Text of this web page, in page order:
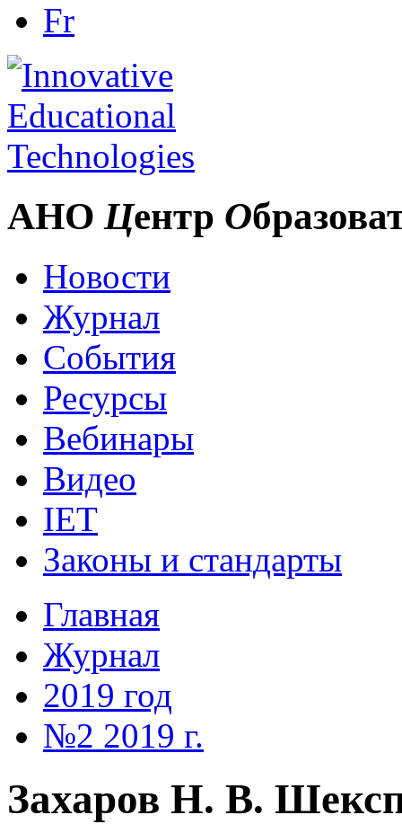
Fr
АНО Центр О
Новости
Журнал
События
Ресурсы
Вебинары
Видео
IET
Законы и стандарты
Главная
Журнал
2019 год
№2 2019 г.
Захаров Н. В.